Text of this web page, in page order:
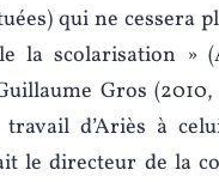
qui ne cessera
la scolarisation »
Gros
d’Ariès à
le directeur de la